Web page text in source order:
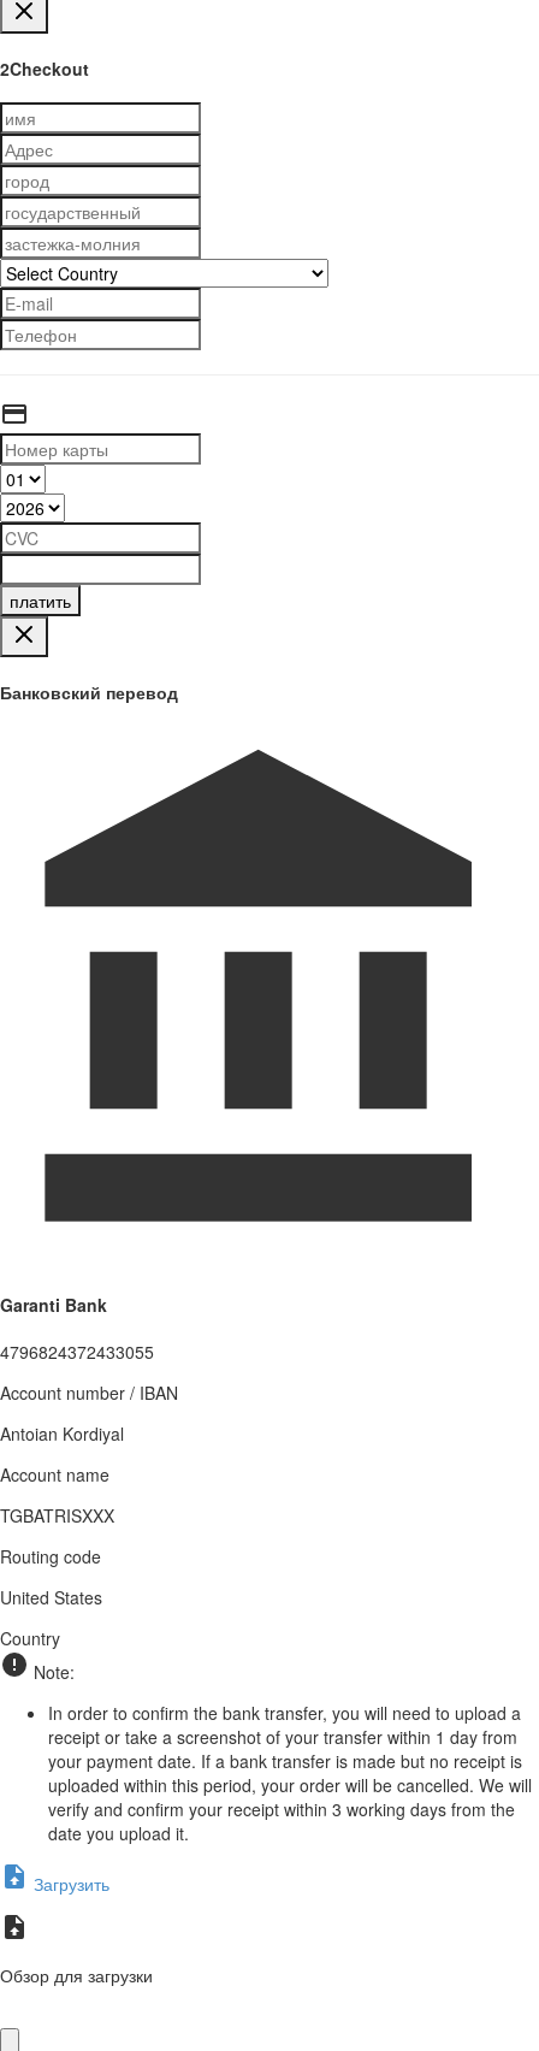
2Checkout
платить
Банковский перевод
Garanti Bank
4796824372433055
Account number / IBAN
Antoian Kordiyal
Account name
TGBATRISXXX
Routing code
United States
Country
Note:
In order to confirm the bank transfer, you will need to upload a
receipt or take a screenshot of your transfer within 1 day from
your payment date. If a bank transfer is made but no receipt is
uploaded within this period, your order will be cancelled. We will
verify and confirm your receipt within 3 working days from the
date you upload it.
Загрузить
Обзор для загрузки